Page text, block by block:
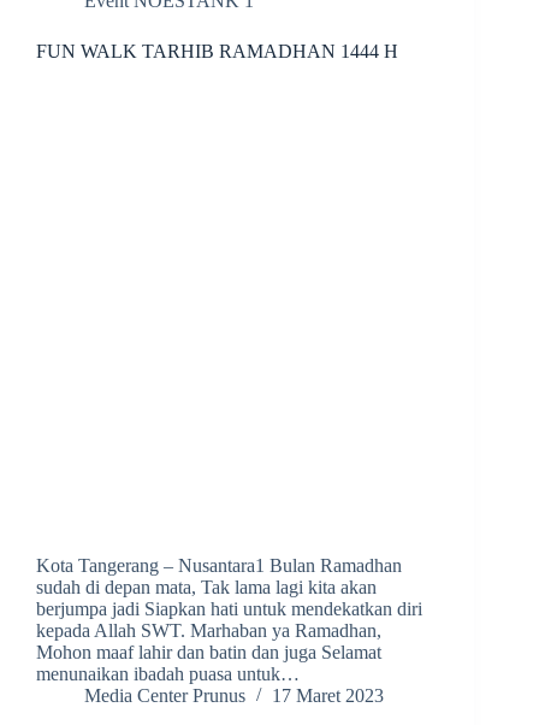
FUN WALK TARHIB RAMADHAN 1444 H
Kota Tangerang – Nusantara1 Bulan Ramadhan
sudah di depan mata, Tak lama lagi kita akan
berjumpa jadi Siapkan hati untuk mendekatkan diri
kepada Allah SWT. Marhaban ya Ramadhan,
Mohon maaf lahir dan batin dan juga Selamat
menunaikan ibadah puasa untuk…
Media Center Prunus
17 Maret 2023